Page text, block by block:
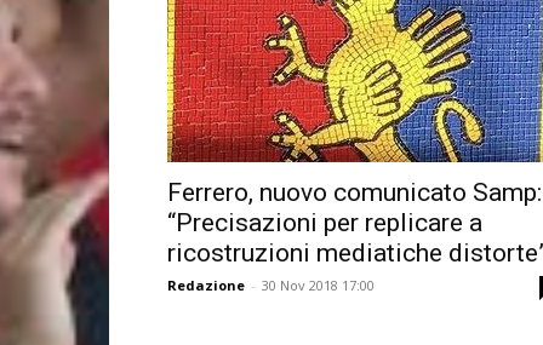
Ferrero, nuovo comunicato Samp:
“Precisazioni per replicare a
ricostruzioni mediatiche
Redazione - 30 Nov 2018 17:00